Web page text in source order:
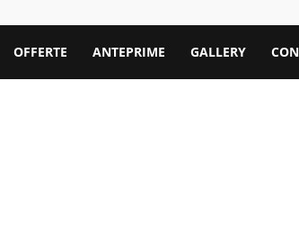
OFFERTE ANTEPRIME GALLERY